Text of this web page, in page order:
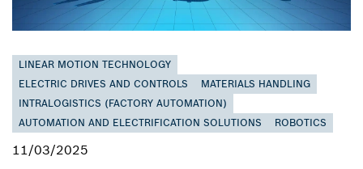
LINEAR MOTION TECHNOLOGY
ELECTRIC DRIVES AND CONTROLS
MATERIALS HANDLING
INTRALOGISTICS (FACTORY AUTOMATION)
AUTOMATION AND ELECTRIFICATION SOLUTIONS
ROBOTICS
11/03/2025